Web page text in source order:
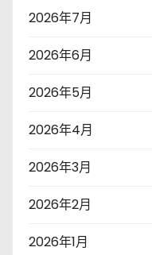
2026年7月
2026年6月
2026年5月
2026年4月
2026年3月
2026年2月
2026年1月